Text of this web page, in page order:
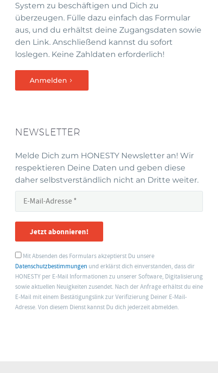
NEWSLETTER
Melde Dich zum HONESTY Newsletter an! Wir
respektieren Deine Daten und geben diese
daher selbstverständlich nicht an Dritte weiter.
Jetzt abonnieren!
Mit Absenden des Formulars akzeptierst Du unsere
Datenschutzbestimmungen und erklärst dich einverstanden, dass dir
HONESTY per E-Mail Informationen zu unserer Software, Digitalisierung
sowie aktuellen Neuigkeiten zusendet. Nach der Anfrage erhältst du eine
E-Mail mit einem Bestätigungslink zur Verifizierung Deiner E-Mail-
Adresse. Von diesem Dienst kannst Du dich jederzeit abmelden.
System zu beschäftigen und Dich zu
überzeugen. Fülle dazu einfach das Formular
aus, und du erhältst deine Zugangsdaten sowie
den Link. Anschließend kannst du sofort
loslegen. Keine Zahldaten erforderlich!
Anmelden